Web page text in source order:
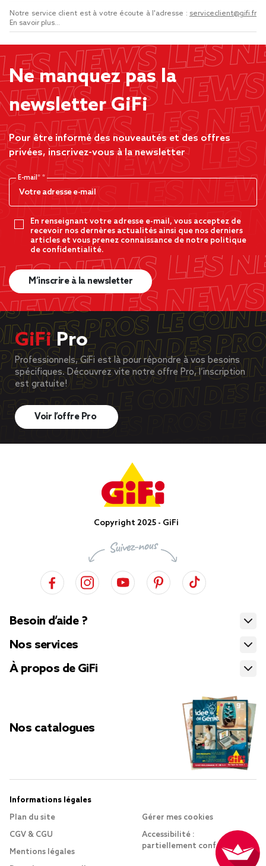
Notre service client est à votre écoute à l'adresse : serviceclient@gifi.fr
En savoir plus...
Ne manquez pas la
newsletter GiFi
Pour être informé des nouveautés et des offres
privées, inscrivez-vous à la newsletter
E-mail*
En renseignant votre adresse e-mail, vous acceptez de
recevoir nos dernères actualités ainsi que nos derniers
articles et vous prenez connaissance de notre politique
de confidentialité.
M’inscrire à la newsletter
GiFiPro
Professionnels, GiFi est là pour répondre à vos besoins
spécifiques. Découvrez vite notre offre Pro, l’inscription
est gratuite!
Voir l’offre Pro
Copyright 2025 - GiFi
Besoin d’aide ?
Nos services
À propos de GiFi
Nos catalogues
Informations légales
Plan du site
CGV & CGU
Mentions légales
Gérer mes cookies
Accessibilité :
partiellement conforme